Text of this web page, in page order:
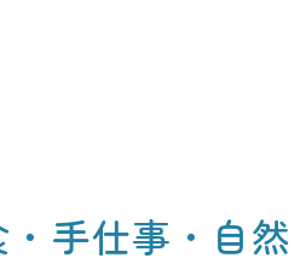
手仕事・自然